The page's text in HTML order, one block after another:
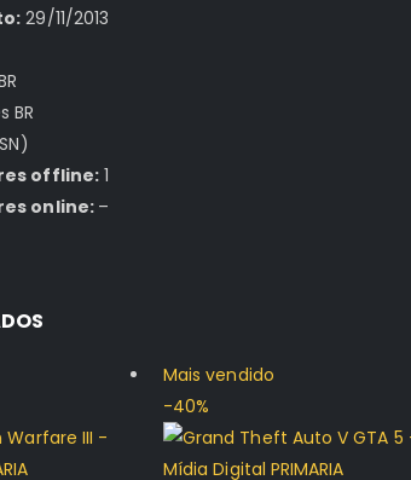
29/11/2013
BR
offline:1
online: –
Mais vendido
-40%